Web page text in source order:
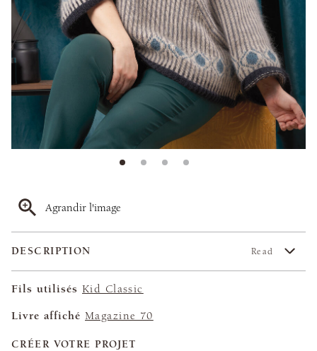
Agrandir l'image
DESCRIPTION Read
Fils utilisés Kid Classic
Livre affiché Magazine 70
CRÉER VOTRE PROJET